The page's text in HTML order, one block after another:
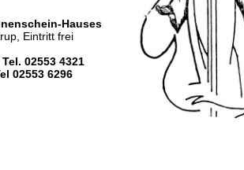
Hauses
Eintritt frei
02553 4321
02553 6296